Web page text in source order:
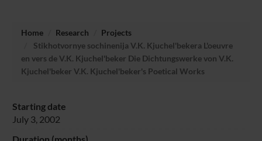
Home Research
Projects
Stikhotvornye sochinenija V.K. Kjuchel'bekera L'oeuvre
en vers de V.K. Kjuchel'beker Die Dichtungswerke von V.K.
Kjuchel'beker V.K. Kjuchel'beker's Poetical Works
Starting date
July 3, 2002